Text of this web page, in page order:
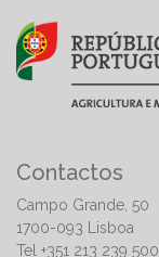
Contactos
Campo Grande, 50
1700-093 Lisboa
Tel +351 213 239 500